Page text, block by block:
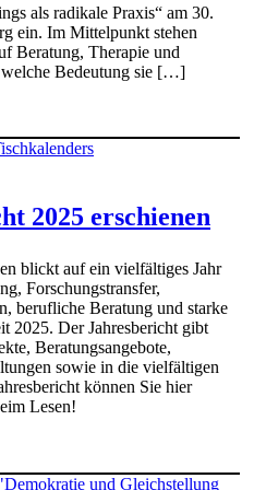
als radikale Praxis“ am 30.
ein. Im Mittelpunkt stehen
Beratung, Therapie und
Bedeutung sie […]
2025 erschienen
blickt auf ein vielfältiges Jahr
Forschungstransfer,
berufliche Beratung und starke
2025. Der Jahresbericht gibt
Beratungsangebote,
sowie in die vielfältigen
können Sie hier
Lesen!